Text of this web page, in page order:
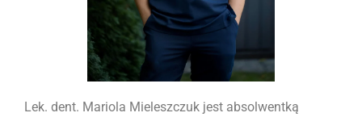
Lek. dent. Mariola Mieleszczuk jest absolwentką